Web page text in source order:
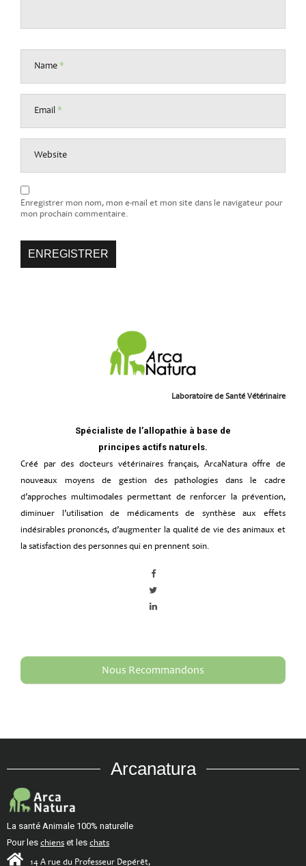
Name*
Email*
Website
Enregistrer mon nom, mon e-mail et mon site dans le navigateur pour
mon prochain commentaire.
Laboratoire de Santé Vétérinaire
Spécialiste de l’allopathie à base de
principes actifs naturels.
Créé par des docteurs vétérinaires français, ArcaNatura offre de
nouveaux moyens de gestion des pathologies dans le cadre
d’approches multimodales permettant de renforcer la prévention,
diminuer l’utilisation de médicaments de synthèse aux effets
indésirables prononcés, d’augmenter la qualité de vie des animaux et
la satisfaction des personnes qui en prennent soin.
Nous Recommandons
Arcanatura
La santé Animale 100% naturelle
Pour les chiens et les chats
14 A rue du Professeur Depérêt,